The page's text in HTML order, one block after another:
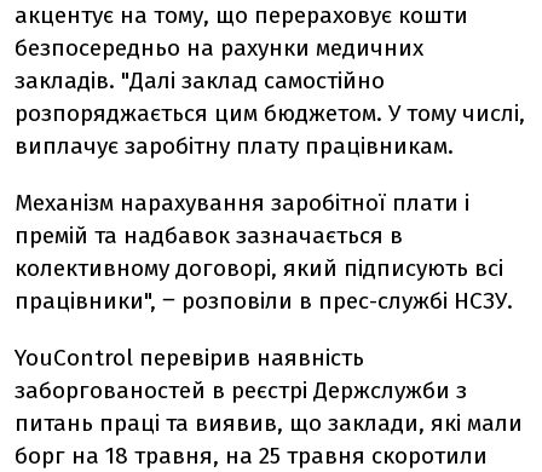
акцентує на тому, що перераховує кошти
безпосередньо на рахунки медичних
закладів. "Далі заклад самостійно
розпоряджається цим бюджетом. У тому числі,
виплачує заробітну плату працівникам.
Механізм нарахування заробітної плати і
премій та надбавок зазначається в
колективному договорі, який підписують всі
працівники", ‒ розповіли в прес-службі НСЗУ.
YouControl перевірив наявність
заборгованостей в реєстрі Держслужби з
питань праці та виявив, що заклади, які мали
борг на 18 травня, на 25 травня скоротили